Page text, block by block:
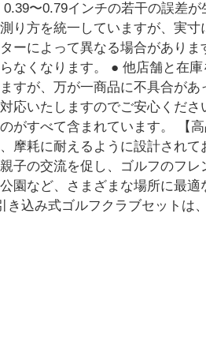
〜0.79インチの若干の誤差
り方を統一していますが、実
ーによって異なる場合があり
なくなります。 ● 他店舗と在
すが、万が一商品に不具合が
応いたしますのでご安心くだ
がすべて含まれています。 【
摩耗に耐えるように設計され
子の交流を促し、ゴルフのフ
園など、さまざまな場所に最
き込み式ゴルフクラブセット